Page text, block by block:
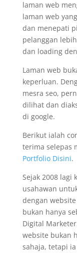
laman web
laman web
dan menepati
pelanggan
dan loading
Laman web
keperluan.
mesra seo,
dilihat dan
di google.
Berikut ialah
terima selepas
Portfolio Disini.
Sejak 2008 lagi
usahawan
dengan
bukan hanya
Digital
website bukan
sahaja, tetapi